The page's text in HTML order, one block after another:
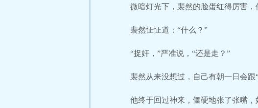
微暗灯光下，裴然的脸蛋红得厉害，
裴然怔怔道：“什么？”
“捉奸，”严准说，“还是走？”
裴然从来没想过，自己有朝一日会跟
他终于回过神来，僵硬地张了张嘴